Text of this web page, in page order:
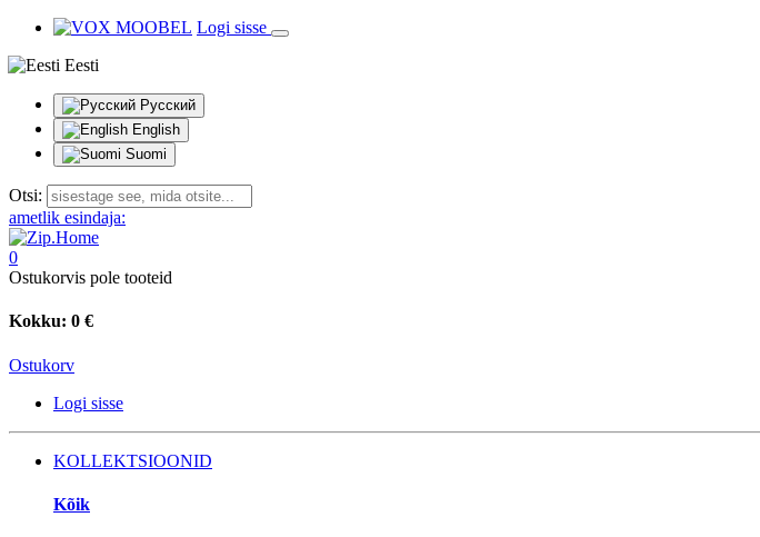
Logi sisse
Eesti
Русский
English
Suomi
Otsi:
ametlik esindaja:
0
Ostukorvis pole tooteid
Kokku: 0 €
Ostukorv
Logi sisse
KOLLEKTSIOONID
Kõik